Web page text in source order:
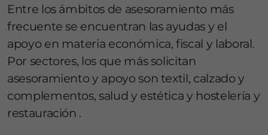
Entre los ámbitos de asesoramiento más
frecuente se encuentran las ayudas y el
apoyo en materia económica, fiscal y laboral.
Por sectores, los que más solicitan
asesoramiento y apoyo son textil, calzado y
complementos, salud y estética y hostelería y
restauración .